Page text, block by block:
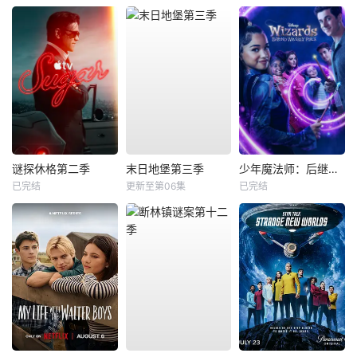
谜探休格第二季
已完结
末日地堡第三季
更新至第06集
少年魔法师：后继者第三季
已完结